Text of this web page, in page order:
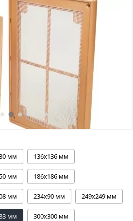
мм 136х136 мм
мм 186х186 мм
мм 234х90 мм 249x249 мм
мм 300х300 мм